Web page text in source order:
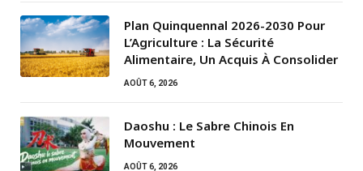
Plan Quinquennal 2026-2030 Pour
L’Agriculture : La Sécurité
Alimentaire, Un Acquis À Consolider
AOÛT 6, 2026
Daoshu : Le Sabre Chinois En
Mouvement
AOÛT 6, 2026